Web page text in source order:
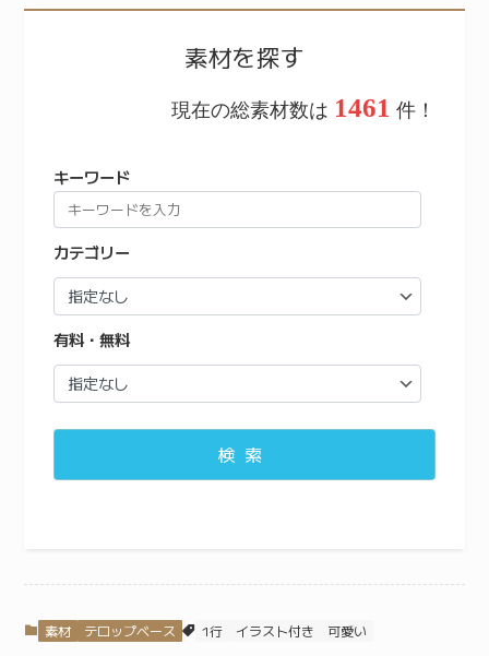
素材を探す
現在の総素材数は 1461 件！
キーワード
カテゴリー
有料・無料
検索
素材 テロップベース 1行 イラスト付き 可愛い